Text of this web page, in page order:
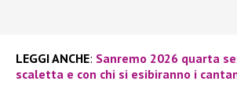
LEGGI ANCHE: Sanremo 2026 quarta
scaletta e con chi si esibiranno i